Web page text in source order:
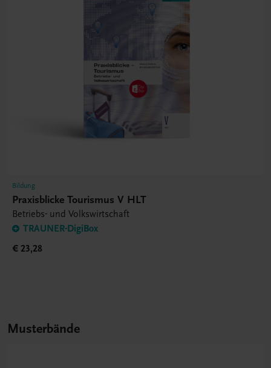
Bildung
Praxisblicke Tourismus V HLT
Betriebs- und Volkswirtschaft
TRAUNER-DigiBox
€ 23,28
Musterbände